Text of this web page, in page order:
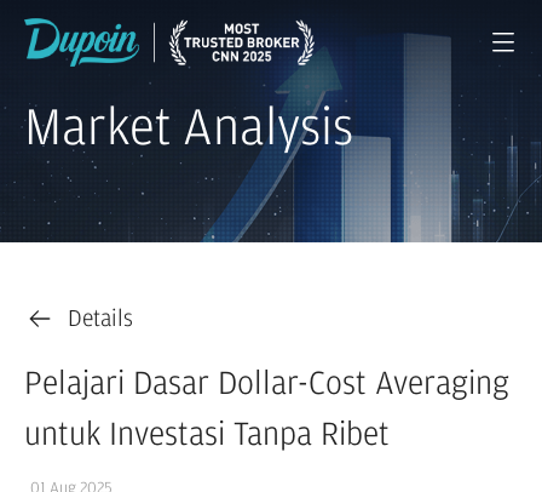
Market Analysis
Details
Pelajari Dasar Dollar-Cost Averaging
untuk Investasi Tanpa Ribet
01 Aug 2025